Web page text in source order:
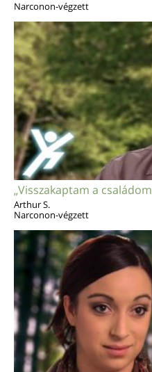
Narconon-végzett
„Visszakaptam a
Arthur S.
Narconon-végzett